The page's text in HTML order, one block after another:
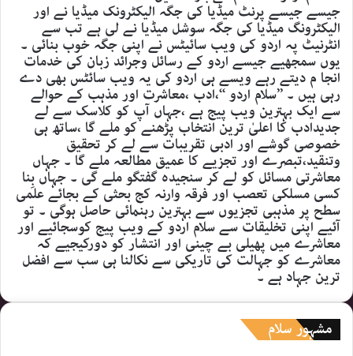
جیسے جیسے پرنٹ میڈیا کی جگہ الیکٹرونک میڈیا نے اور
الیکٹرونگ میڈیا کی جگہ سوشل میڈیا نے لی ہے تب سے
انٹرنیٹ پہ اردو کی ویب سائیٹس نے اپنی جگہ خوب بنائی ۔
یوں سمجھیے جیسے اردو کے رسائل وجرائد زبان کی خدمات
انجا م دیتے رہے ویسے ہی اردو کی یہ ویب سائٹس بھی دے
رہی ہیں ۔ ’’سلام اردو ‘‘،ادب ،معاشرت اور مذہب کے حوالے
سے ایک بہترین ویب پیج ہے ،جہاں آپ کو کلاسک سے لے
جدیدادب کا اعلیٰ ترین انتخاب پڑھنے کو ملے گا ،ساتھ ہی
خصوصی گوشے اور ادبی تقریبات سے لے کر تحقیق
وتنقید،تبصرے اور تجزیے کا عمیق مطالعہ ملے گا ۔ جہاں
معاشرتی مسائل کو لے کر سنجیدہ گفتگو ملے گی ۔ جہاں بِنا
کسی مسلکی تعصب اور فرقہ وارنہ کج بحثی کے بجائے علمی
سطح پر مذہبی تجزیوں سے بہترین رہنمائی حاصل ہوگی ۔ تو
آئیے اپنی تخلیقات سے سلام اردو کے ویب پیج کوسجائیے اور
معاشرے میں پھیلی بے چینی اور انتشار کو دورکیجیے کہ
معاشرے کو جہالت کی تاریکی سے نکالنا ہی سب سے افضل
ترین جہاد ہے ۔
مشہور سلام